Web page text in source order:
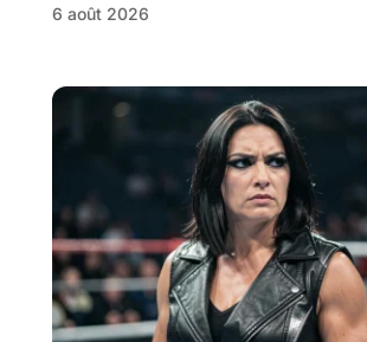
6 août 2026